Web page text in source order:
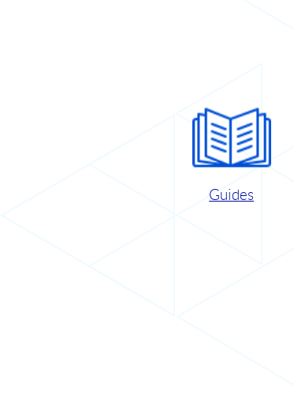
Guides